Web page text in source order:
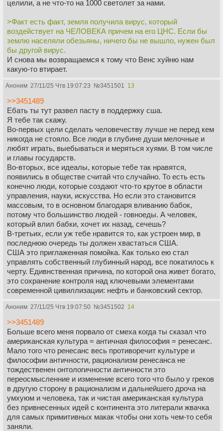
целили, а не что-то на 1000 светолет за нами.
>Факт есть факт, земля получила вирус, который
воздействует на ЧЕЛОВЕКА причем на его ЦНС. Если бы
землю населяли обезьяны, ничего бы не вышло, нужен был
бы другой вирус.
И снова мы возвращаемся к тому что Венс хуйню нам
какую-то втирает.
Аноним 27/11/25 Чтв 19:07:23 №3451501 13
>>3451489
Ебать ты тут развел пасту в поддержку сша.
Я тебе так скажу.
Во-первых цели сделать человечеству лучше не перед кем
никогда не стояло. Все люди в глубине души мелочные и
любят играть, выебываться и меряться хуями. В том числе
и главы государств.
Во-вторых, все идеалы, которые тебе так нравятся,
появились в обществе считай что случайно. То есть есть
конечно люди, которые создают что-то крутое в области
управления, науки, искусства. Но если это становится
массовым, то в основном благодаря вливанию бабок,
потому что большинство людей - говноеды. А человек,
который влил бабки, хочет их назад, сечешь?
В-третьих, если уж тебе нравится то, как устроен мир, в
последнюю очередь ты должен хвастаться США.
США это приглаженная помойка. Как только ею стал
управлять собственный глубинный народ, все покатилось к
черту. Едивнственная причина, по которой она живет богато,
это сохранение контроля над ключевыми элементами
современной цивиллизации: нефть и банковский сектор.
Аноним 27/11/25 Чтв 19:07:50 №3451502 14
>>3451489
Больше всего меня порвало от смеха когда ты сказал что
американская культура = античная философия = ренесанс.
Мало того что ренесанс весь противоречит культуре и
философии античности, рационализм ренесанса не
тождественен онтологичности античности это
переосмысленние и изменение всего того что было у греков
в другую сторону в рационализм и дальнейшего дроча на
умхуюм и человека, так и чистая американская культура
без привнесенных идей с континента это литерали жвачка
для самых примитивных макак чтобы они хоть чем-то себя
заняли.